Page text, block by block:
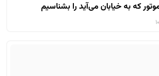
که به خیابان می‌آید را بشناسیم